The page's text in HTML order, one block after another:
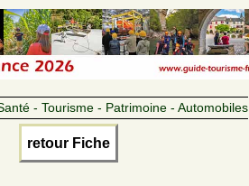
- Tourisme - Patrimoine - Automobiles
retour Fiche